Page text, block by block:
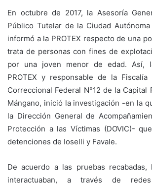
En octubre de 2017, la Asesoría
Público Tutelar de la Ciudad
informó a la PROTEX respecto de una
trata de personas con fines de
por una joven menor de edad. Así,
PROTEX y responsable de la
Correccional Federal N°12 de la Capital
Mángano, inició la investigación -en la
la Dirección General de
Protección a las Víctimas (DOVIC)-
detenciones de Ioselli y Favale.
De acuerdo a las pruebas recabadas,
interactuaban, a través de